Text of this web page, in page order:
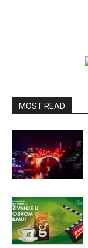
MOST READ